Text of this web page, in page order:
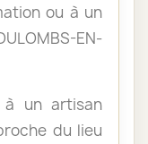
ou à un
EN-
à un artisan
du lieu